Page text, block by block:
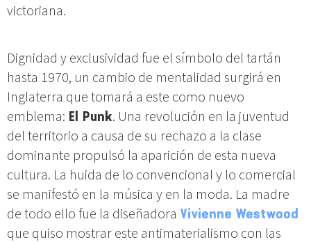
victoriana.
Dignidad y exclusividad fue el símbolo del tartán
hasta 1970, un cambio de mentalidad surgirá en
Inglaterra que tomará a este como nuevo
emblema: El Punk. Una revolución en la juventud
del territorio a causa de su rechazo a la clase
dominante propulsó la aparición de esta nueva
cultura. La huida de lo convencional y lo comercial
se manifestó en la música y en la moda. La madre
de todo ello fue la diseñadora Vivienne Westwood
que quiso mostrar este antimaterialismo con las